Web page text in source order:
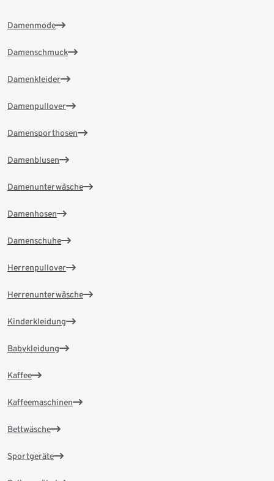
Damenmode
Damenschmuck
Damenkleider
Damenpullover
Damensporthosen
Damenblusen
Damenunterwäsche
Damenhosen
Damenschuhe
Herrenpullover
Herrenunterwäsche
Kinderkleidung
Babykleidung
Kaffee
Kaffeemaschinen
Bettwäsche
Sportgeräte